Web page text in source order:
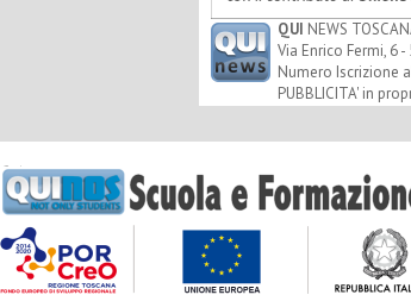
QUI NEWS
Via Enrico Fermi, 6
Numero Iscrizione
PUBBLICITA' in